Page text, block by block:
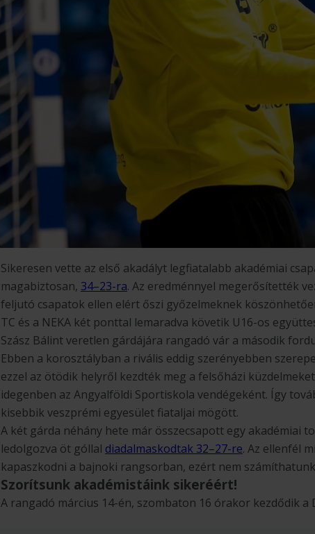
Sikeresen vette az első akadályt legfiatalabb akadémiai
magabiztosan, 34–23-ra. Az eredménnyel megerősítették
feljutó csapatok ellen elért őszi győzelmeknek
TC és a NEKA két ponttal lemaradva követik U16-os
Szász Bálint veretlen gárdájára rangadó vár a második
Ebben a korosztályban a rivális eddig szerényebben
ezzel az ötödik helyről kezdték meg a felsőházi
idegenben az Angyalföldi Sportiskola vendégeként. Így
kisebbik veszprémi egyesület fiataljai mögött.
A két gárda néhány hete már összecsapott egy akadémiai
ledolgozva öt góllal diadalmaskodtak 32–27-re. Az ellenfél
kapaszkodni a bajnoki rangsorban, ezért nem
Szorítsunk akadémistáink sikeréért!
A rangadó március 14-én, szombaton 16 órakor kezdődik